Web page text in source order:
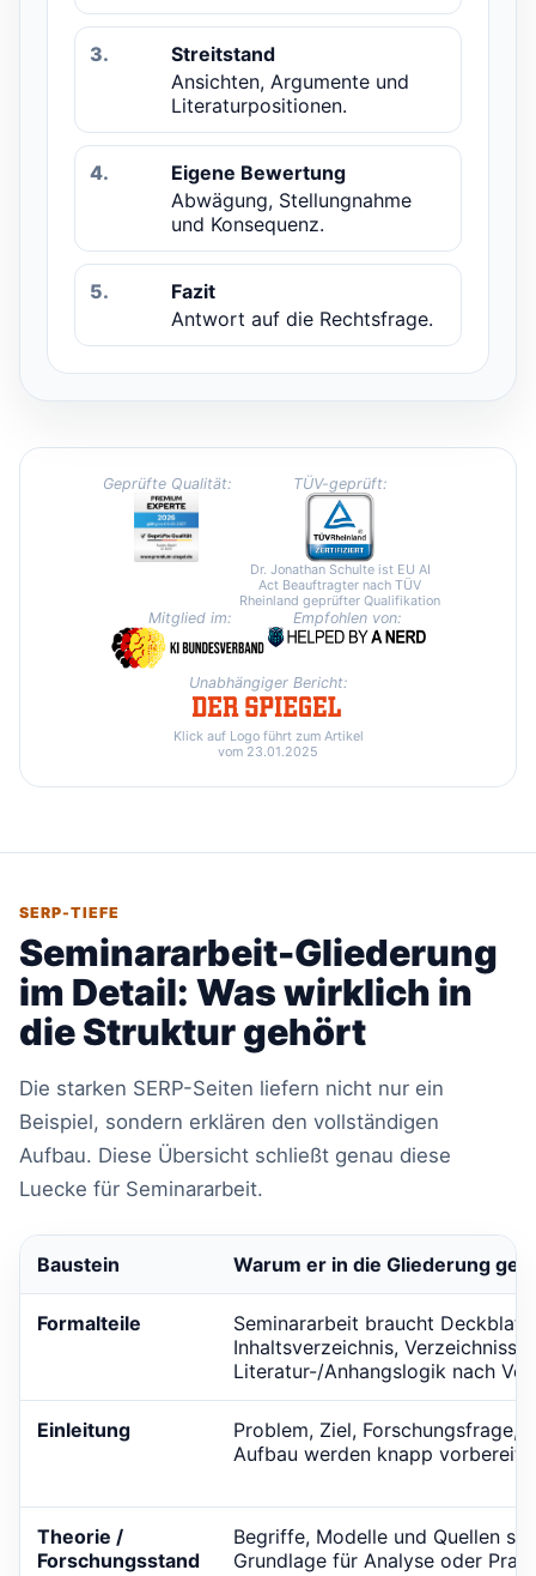
3.
Streitstand
Ansichten, Argumente und
Literaturpositionen.
4.
Eigene Bewertung
Abwägung, Stellungnahme
und Konsequenz.
5.
Fazit
Antwort auf die Rechtsfrage.
Geprüfte Qualität: TÜV-geprüft:
Dr. Jonathan Schulte ist EU AI
Act Beauftragter nach TÜV
Rheinland geprüfter Qualifikation
Mitglied im: Empfohlen von:
Unabhängiger Bericht:
Klick auf Logo führt zum Artikel
vom 23.01.2025
SERP-TIEFE
Seminararbeit-Gliederung
im Detail: Was wirklich in
die Struktur gehört
Die starken SERP-Seiten liefern nicht nur ein
Beispiel, sondern erklären den vollständigen
Aufbau. Diese Übersicht schließt genau diese
Luecke für Seminararbeit.
Baustein Warum er in die Gliederung
Formalteile
Seminararbeit braucht Deckblatt,
Inhaltsverzeichnis, Verzeichnisse
Literatur-/Anhangslogik nach
Einleitung
Problem, Ziel, Forschungsfrage,
Aufbau werden knapp
Theorie /
Forschungsstand
Begriffe, Modelle und Quellen
Grundlage für Analyse oder